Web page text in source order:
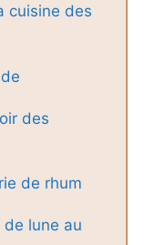
cuisine des
des
de rhum
de lune au